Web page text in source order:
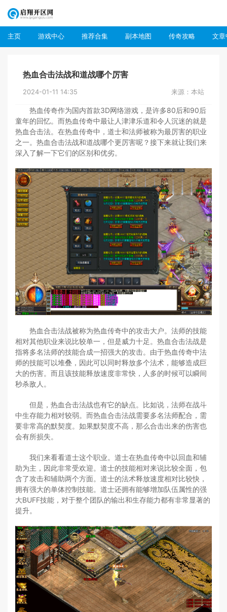
主页 游戏中心 推荐合集 副本地图 传奇攻略 文章
热血合击法战和道战哪个厉害
2024-01-11 14:35 来源：本站
热血传奇作为国内首款3D网络游戏，是许多80后和90后
童年的回忆。而热血传奇中最让人津津乐道和令人沉迷的就是
热血合击法。在热血传奇中，道士和法师被称为最厉害的职业
之一。热血合击法战和道战哪个更厉害呢？接下来就让我们来
深入了解一下它们的区别和优劣。
热血合击法战被称为热血传奇中的攻击大户。法师的技能
相对其他职业来说比较单一，但是威力十足。热血合击法战是
指将多名法师的技能合成一招强大的攻击。由于热血传奇中法
师的技能可以堆叠，因此可以同时释放多个法术，能够造成巨
大的伤害。而且该技能释放速度非常快，人多的时候可以瞬间
秒杀敌人。
但是，热血合击法战也有它的缺点。比如说，法师在战斗
中生存能力相对较弱。而热血合击法战需要多名法师配合，需
要非常高的默契度。如果默契度不高，那么合击出来的伤害也
会有所损失。
我们来看看道士这个职业。道士在热血传奇中以回血和辅
助为主，因此非常受欢迎。道士的技能相对来说比较全面，包
含了攻击和辅助两个方面。道士的法术释放速度相对比较快，
拥有强大的单体控制技能。道士还拥有能够增加队伍属性的强
大BUFF技能，对于整个团队的输出和生存能力都有非常显著的
提升。